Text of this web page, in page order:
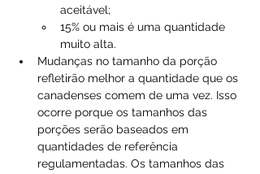
aceitável;
15% ou mais é uma quantidade
muito alta.
Mudanças no tamanho da porção
refletirão melhor a quantidade que os
canadenses comem de uma vez. Isso
ocorre porque os tamanhos das
porções serão baseados em
quantidades de referência
regulamentadas. Os tamanhos das